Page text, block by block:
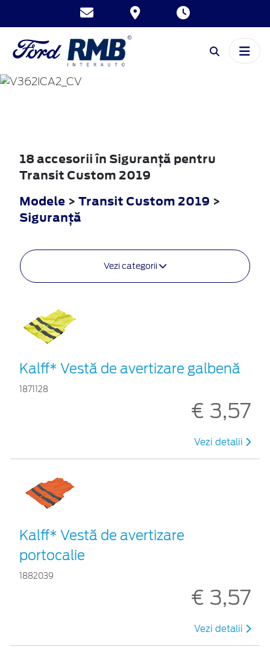
TRANSIT
CUSTOM
18 accesorii în Siguranţă pentru
Transit Custom 2019
Modele > Transit Custom 2019 >
Siguranţă
Vezi categorii
Kalff* Vestă de avertizare galbenă
1871128
€ 3,57
Vezi detalii
Kalff* Vestă de avertizare
portocalie
1882039
€ 3,57
Vezi detalii